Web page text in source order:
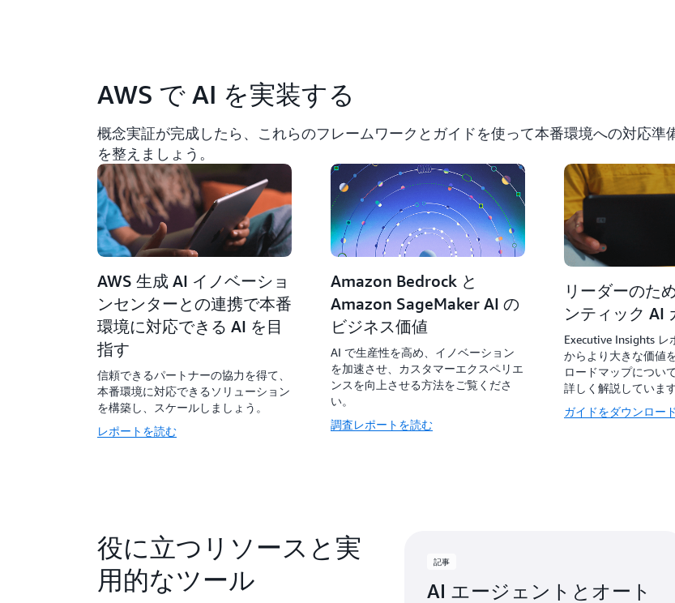
AWS で AI を実装する
概念実証が完成したら、これらのフレームワークとガイドを使って本番環境への対応準
を整えましょう。
AWS 生成 AI イノベーショ
ンセンターとの連携で本番
環境に対応できる AI を目
指す
信頼できるパートナーの協力を得て、
本番環境に対応できるソリューション
を構築し、スケールしましょう。
レポートを読む
Amazon Bedrock と
Amazon SageMaker AI の
ビジネス価値
AI で生産性を高め、イノベーション
を加速させ、カスタマーエクスペリエ
ンスを向上させる方法をご覧くださ
い。
調査レポートを読む
リーダーのた
ンティック AI
Executive Insights レ
からより大きな価値
ロードマップについ
詳しく解説しています
ガイドをダウンロード
役に立つリソースと実
用的なツール
記事
AI エージェントとオート